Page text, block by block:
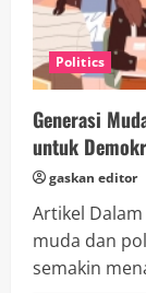
Politics
Generasi
untuk
gaskan editor
Artikel
muda dan
semakin